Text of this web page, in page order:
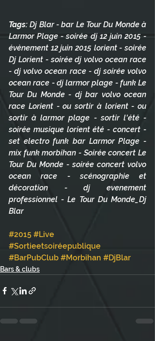
Tags: Dj Blar - bar Le Tour Du Monde à
Larmor Plage - soirée dj 12 juin 2015 -
évènement 12 juin 2015 lorient - soirée
Dj Lorient - soirée dj volvo ocean race
- dj volvo ocean race - dj soirée volvo
ocean race - dj larmor plage - funk Le
Tour Du Monde - dj bar volvo ocean
race Lorient - ou sortir à lorient - ou
sortir à larmor plage - sortir l'été -
soirée musique lorient été - concert -
set electro funk bar Larmor Plage -
mix funk morbihan - Soirée concert Le
Tour Du Monde - soirée concert volvo
ocean race - scénographie et
décoration - dj evenement
professionnel - Le Tour Du Monde_Dj
Blar
#2015 #Live
#Sortieetsoiréepublique
#BarPubClub #Morbihan #DjBlar
Bars & clubs